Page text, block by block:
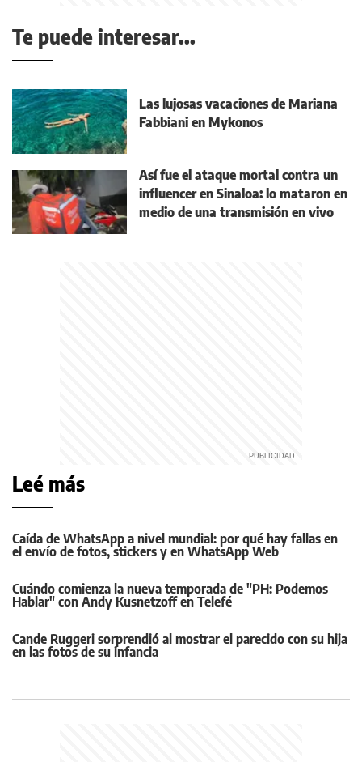
Te puede interesar...
Las lujosas vacaciones de Mariana
Fabbiani en Mykonos
Así fue el ataque mortal contra un
influencer en Sinaloa: lo mataron en
medio de una transmisión en vivo
Leé más
Caída de WhatsApp a nivel mundial: por qué hay fallas en
el envío de fotos, stickers y en WhatsApp Web
Cuándo comienza la nueva temporada de "PH: Podemos
Hablar" con Andy Kusnetzoff en Telefé
Cande Ruggeri sorprendió al mostrar el parecido con su hija
en las fotos de su infancia